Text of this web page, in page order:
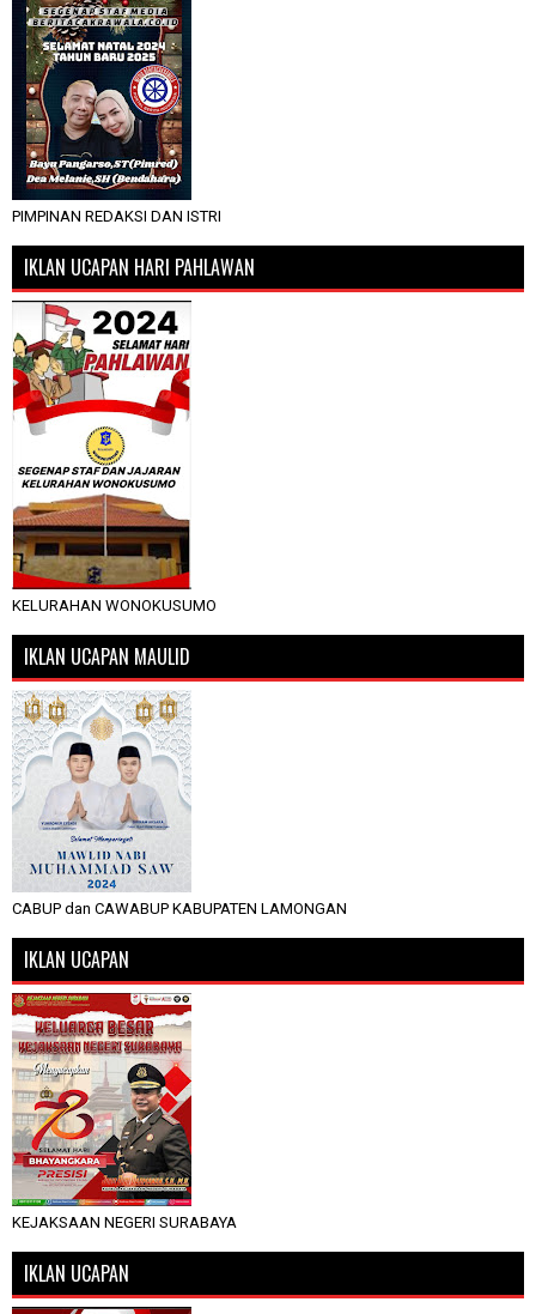
PIMPINAN REDAKSI DAN ISTRI
IKLAN UCAPAN HARI PAHLAWAN
KELURAHAN WONOKUSUMO
IKLAN UCAPAN MAULID
CABUP dan CAWABUP KABUPATEN LAMONGAN
IKLAN UCAPAN
KEJAKSAAN NEGERI SURABAYA
IKLAN UCAPAN